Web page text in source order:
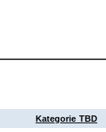
Kategorie TBD